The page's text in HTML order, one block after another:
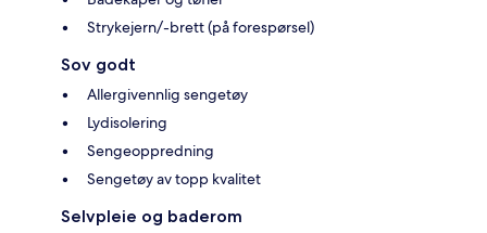
Strykejern/-brett (på forespørsel)
Sov godt
Allergivennlig sengetøy
Lydisolering
Sengeoppredning
Sengetøy av topp kvalitet
Selvpleie og baderom